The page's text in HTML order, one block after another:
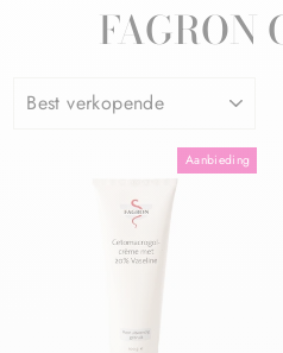
FAGRON
Aanbieding